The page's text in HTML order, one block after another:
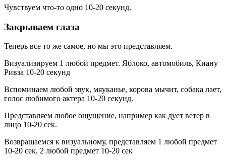
Чувствуем что-то одно 10-20 секунд.
Закрываем глаза
Теперь все то же самое, но мы это представляем.
Визуализируем 1 любой предмет. Яблоко, автомобиль, Киану
Ривза 10-20 секунд
Вспоминаем любой звук, мяуканье, корова мычит, собака лает,
голос любимого актера 10-20 секунд.
Представляем любое ощущение, например как дует ветер в
лицо 10-20 сек.
Возвращаемся к визуальному, представляем 1 любой предмет
10-20 сек, 2 любой предмет 10-20 сек